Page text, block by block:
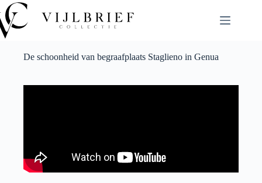
De schoonheid van begraafplaats Staglieno in Genua